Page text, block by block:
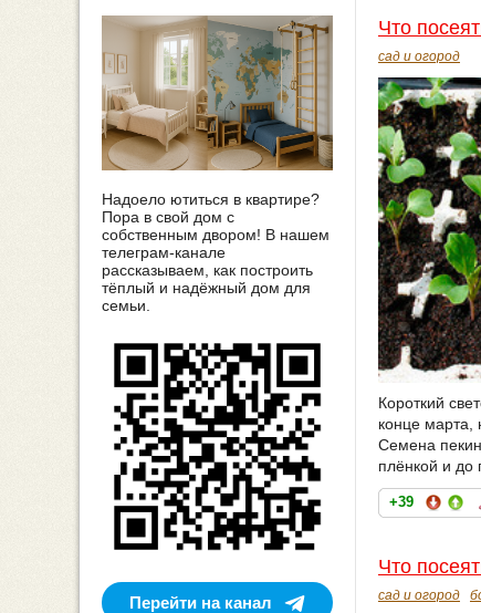
Что
сад и огород
Короткий
конце марта,
Семена
плёнкой и до
+39
Что
сад и огород
Надоело ютиться в квартире?
Пора в свой дом с
собственным двором! В нашем
телеграм-канале
рассказываем, как построить
тёплый и надёжный дом для
семьи.
Перейти на канал